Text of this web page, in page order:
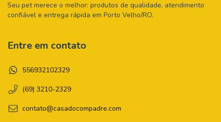
Seu pet merece o melhor: produtos de qualidade, atendimento
confiável e entrega rápida em Porto Velho/RO.
Entre em contato
556932102329
(69) 3210-2329
contato@casadocompadre.com